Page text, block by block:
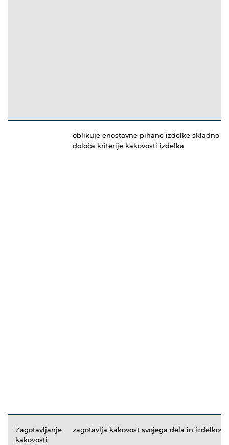
oblikuje enostavne pihane izdelke skladno
določa kriterije kakovosti izdelka
Zagotavljanje
kakovosti
zagotavlja kakovost svojega dela in izdelkov